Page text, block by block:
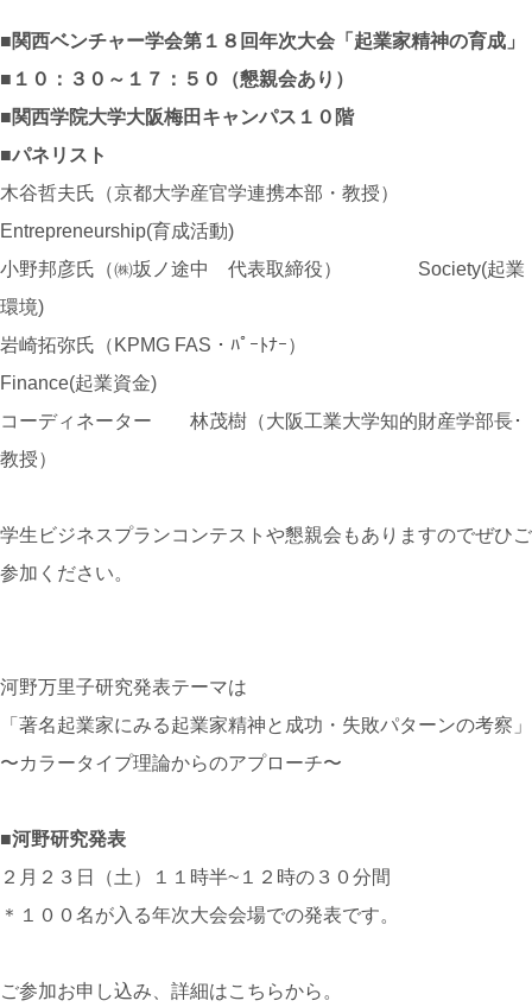
■関西ベンチャー学会第１８回年次大会「起業家精神の育成」
■１０：３０～１７：５０（懇親会あり）
■関西学院大学大阪梅田キャンパス１０階
■パネリスト
木谷哲夫氏（京都大学産官学連携本部・教授）
Entrepreneurship(育成活動)
小野邦彦氏（㈱坂ノ途中 代表取締役） Society(起業
環境)
岩崎拓弥氏（KPMG FAS・ﾊﾟｰﾄﾅｰ）
Finance(起業資金)
コーディネーター 林茂樹（大阪工業大学知的財産学部長･
教授）
学生ビジネスプランコンテストや懇親会もありますのでぜひご
参加ください。
河野万里子研究発表テーマは
「著名起業家にみる起業家精神と成功・失敗パターンの考察」
〜カラータイプ理論からのアプローチ〜
■河野研究発表
２月２３日（土）１１時半~１２時の３０分間
＊１００名が入る年次大会会場での発表です。
ご参加お申し込み、詳細はこちらから。